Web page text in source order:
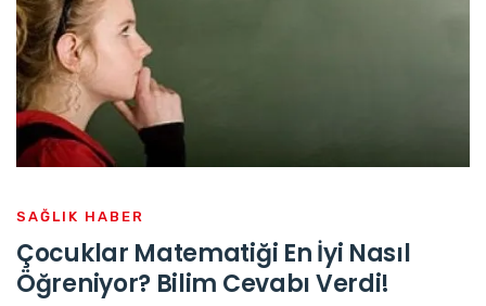
SAĞLIK HABER
Çocuklar Matematiği En İyi Nasıl
Öğreniyor? Bilim Cevabı Verdi!